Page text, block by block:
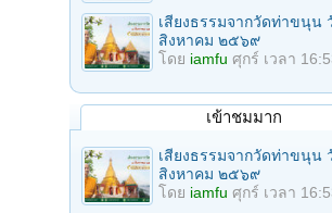
เสียงธรรมจากวัดท่าขนุน
สิงหาคม ๒๕๖๙
โดย iamfu ศุกร์ เวลา
เข้าชมมาก
เสียงธรรมจากวัดท่าขนุน
สิงหาคม ๒๕๖๙
โดย iamfu ศุกร์ เวลา